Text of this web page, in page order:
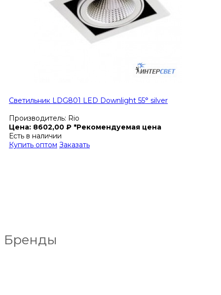
Светильник LDG801 LED Downlight 55° silver
Производитель: Rio
Цена: 8602,00 ₽ *Рекомендуемая цена
Есть в наличии
Купить оптом Заказать
Бренды